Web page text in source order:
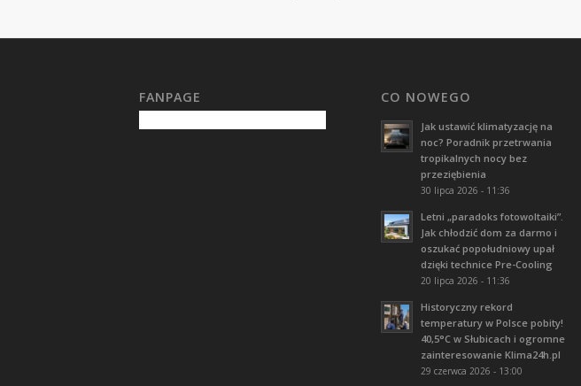
FANPAGE CO NOWEGO
Jak ustawić klimatyzację na
noc? Poradnik przetrwania
tropikalnych nocy bez
przeziębienia
30 lipca 2026 - 11:36
Letni „paradoks fotowoltaiki”.
Jak chłodzić dom za darmo i
oszukać popołudniowy upał
dzięki technice Pre-Cooling
20 lipca 2026 - 11:36
Historyczny rekord
temperatury w Polsce pobity!
40,5°C w Słubicach i ogromne
zainteresowanie Klima24h.pl
29 czerwca 2026 - 13:00